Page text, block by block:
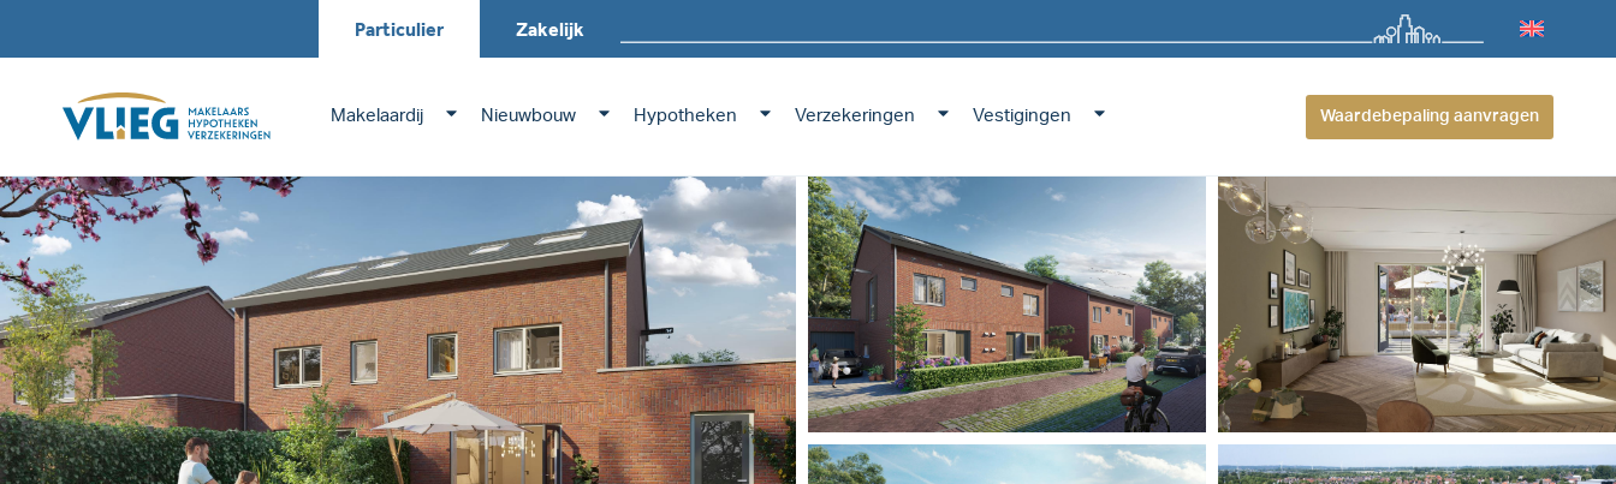
Particulier Zakelijk
Makelaardij Nieuwbouw Hypotheken Verzekeringen Vestigingen Waardebepaling aanvragen